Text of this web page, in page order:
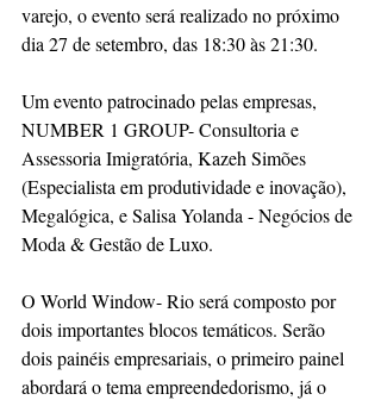
varejo, o evento será realizado no próximo
dia 27 de setembro, das 18:30 às 21:30.
Um evento patrocinado pelas empresas,
NUMBER 1 GROUP- Consultoria e
Assessoria Imigratória, Kazeh Simões
(Especialista em produtividade e inovação),
Megalógica, e Salisa Yolanda - Negócios de
Moda & Gestão de Luxo.
O World Window- Rio será composto por
dois importantes blocos temáticos. Serão
dois painéis empresariais, o primeiro painel
abordará o tema empreendedorismo, já o